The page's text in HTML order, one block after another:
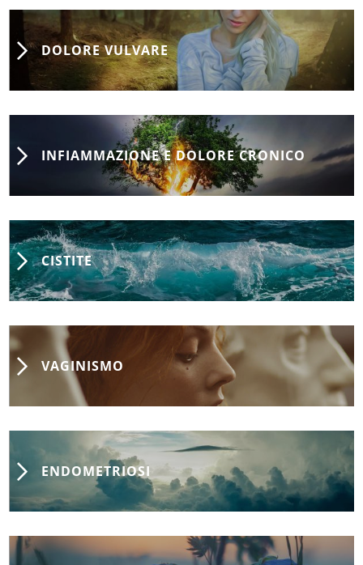
DOLORE VULVARE
INFIAMMAZIONE E DOLORE CRONICO
CISTITE
VAGINISMO
ENDOMETRIOSI